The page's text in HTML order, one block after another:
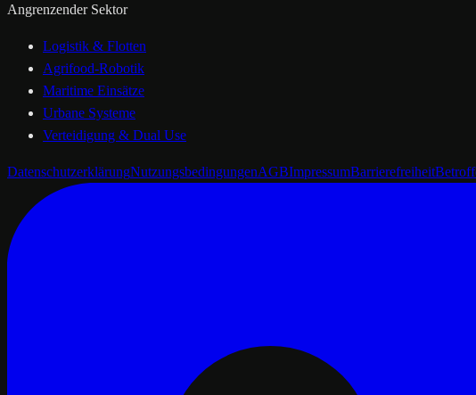
Angrenzender Sektor
Logistik & Flotten
Agrifood-Robotik
Maritime Einsätze
Urbane Systeme
Verteidigung & Dual Use
DatenschutzerklärungNutzungsbedingungenAGBImpressumBarrierefreiheit